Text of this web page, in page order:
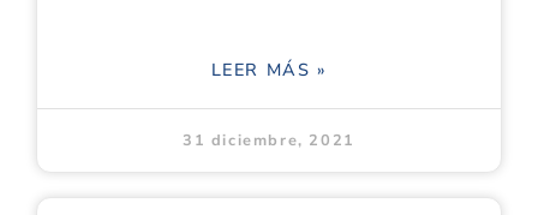
LEER MÁS »
31 diciembre, 2021